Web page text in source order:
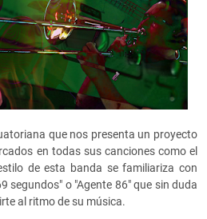
que nos presenta un proyecto
en todas sus canciones como el
de esta banda se familiariza con
segundos" o "Agente 86" que sin duda
al ritmo de su música.